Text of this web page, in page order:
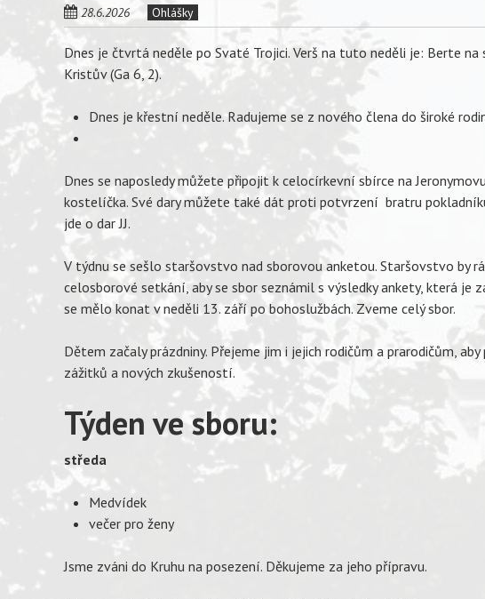
28.6.2026 Ohlášky
Dnes je čtvrtá neděle po Svaté Trojici. Verš na tuto neděli je: Berte
Kristův (Ga 6, 2).
Dnes je křestní neděle. Radujeme se z nového člena do široké
Dnes se naposledy můžete připojit k celocírkevní sbírce na
kostelíčka. Své dary můžete také dát proti potvrzení bratru
jde o dar JJ.
V týdnu se sešlo staršovstvo nad sborovou anketou. Staršovstvo by
celosborové setkání, aby se sbor seznámil s výsledky ankety, která
se mělo konat v neděli 13. září po bohoslužbách. Zveme celý sbor.
Dětem začaly prázdniny. Přejeme jim i jejich rodičům a prarodičům,
zážitků a nových zkušeností.
Týden ve sboru:
středa
Medvídek
večer pro ženy
Jsme zváni do Kruhu na posezení. Děkujeme za jeho přípravu.